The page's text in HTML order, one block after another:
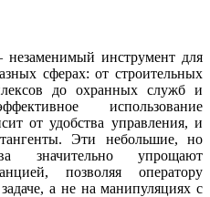
инструмент для
сферах: от строительных
до охранных служб и
использование
от удобства управления, и
Эти небольшие, но
значительно упрощают
позволяя оператору
а не на манипуляциях с